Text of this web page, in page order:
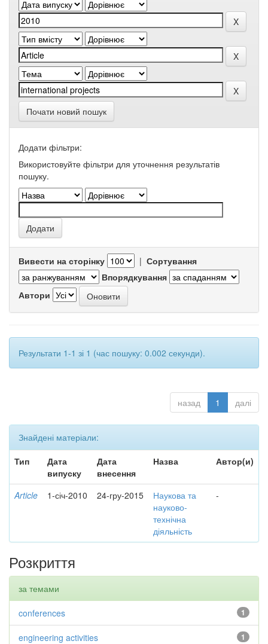
Почати новий пошук
Додати фільтри:
Використовуйте фільтри для уточнення результатів
пошуку.
Вивести на сторінку | Сортування
Впорядкування
Автори
Результати 1-1 зі 1 (час пошуку: 0.002 секунди).
назад 1 далі
Знайдені матеріали:
Тип
Дата
випуску
Дата
внесення
Назва Автор(и)
Article 1-січ-2010 24-гру-2015
Наукова та
науково-
технічна
діяльність
-
Розкриття
за темами
1
conferences
1
engineering activities